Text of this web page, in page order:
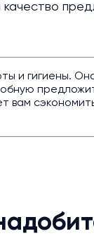
и гигиены.